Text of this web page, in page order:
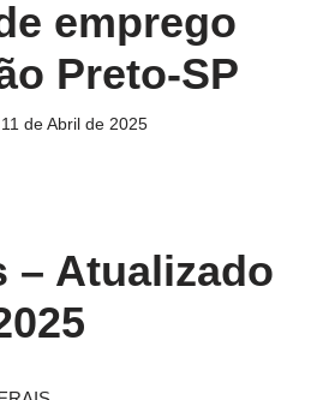
emprego
Preto-SP
11 de Abril de 2025
– Atualizado